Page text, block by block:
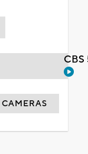
CAMERAS